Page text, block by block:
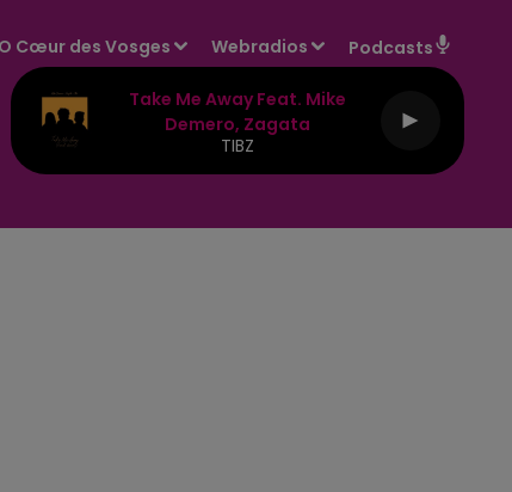
Cœur des Vosges Webradios Podcasts
Take Me Away Feat. Mike
Demero, Zagata
TIBZ